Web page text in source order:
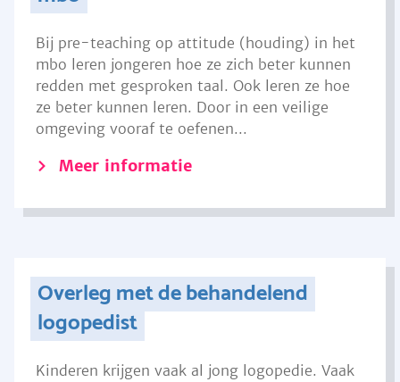
Bij pre-teaching op attitude (houding) in het
mbo leren jongeren hoe ze zich beter kunnen
redden met gesproken taal. Ook leren ze hoe
ze beter kunnen leren. Door in een veilige
omgeving vooraf te oefenen...
Meer informatie
Overleg met de behandelend
logopedist
Kinderen krijgen vaak al jong logopedie. Vaak